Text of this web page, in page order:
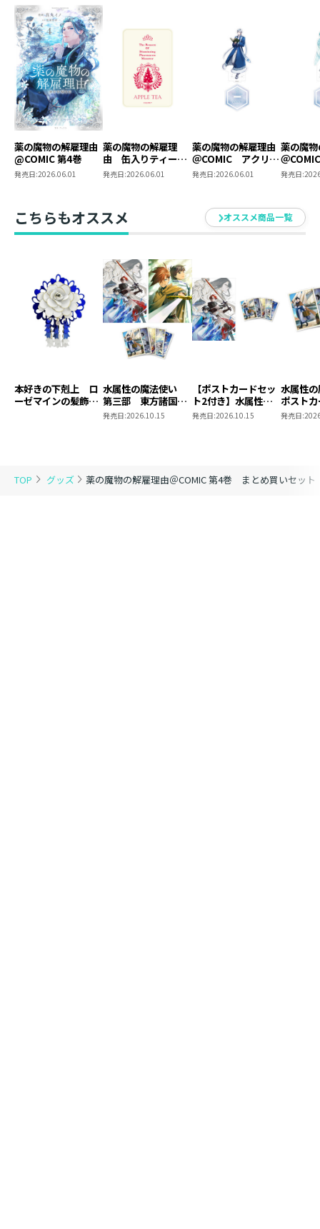
TOP グッズ 薬の魔物の解雇理由＠COMIC 第4巻 まとめ買いセット
ヒルドがアクリルスタンドに！
台座は第1弾と同じくコミック1巻のカバーイラストをイ
メージしたオリジナルデザイン！
第1弾のキャラクターたちと並べてお楽しみください♪
【ティーバッグセット情報】
「夏至祭」をイメージしたアップルティーのティーバッ
作中にて、6月の最後の日に行われる夏至祭。
会えると言われており、大切な人と林檎のケーキを食べ
る風習があります。
作中世界の夏至祭にちなんで、林檎のお菓子をお供にア
ップルティーを飲みながら一緒にお祝いしましょう！
≪アップル・フレーバーティー≫
青森県産林檎の果肉を使用。
北国の甘い林檎の香りが広がる、すっきり柔らかな風味
して飲むのもおすすめ！
ホットでもアイスでもお楽しみいただけます♪
2．アクリルスタンド 全2種セッ
薬の魔物の解雇理由
@COMIC 第4巻
発売日:2026.06.01
薬の魔物の解雇理
由 缶入りティーバ
ッグセット（アップ
発売日:2026.06.01
薬の魔物の解雇理由
＠COMIC アクリル
スタンド（エーダリ
発売日:2026.06.01
薬の魔
＠
スタン
発売日:
こちらもオススメ オススメ商品一覧
本好きの下剋上 ロ
ーゼマインの髪飾り
水属性の魔法使い
第三部 東方諸国編
8 同時発売まとめ
発売日:2026.10.15
【ポストカードセッ
ト2付き】水属性の
魔法使い 第三部
発売日:2026.10.15
水属性
ポスト
2
発売日: